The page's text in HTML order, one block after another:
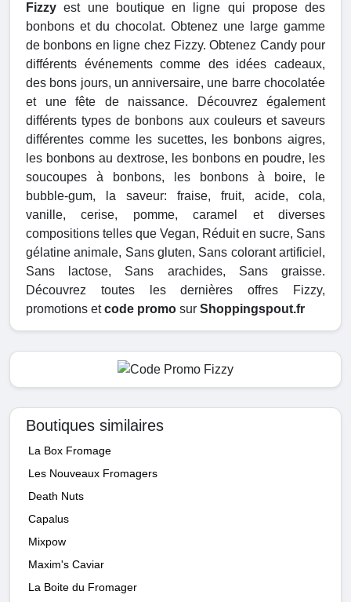
Fizzy est une boutique en ligne qui propose des
bonbons et du chocolat. Obtenez une large gamme
de bonbons en ligne chez Fizzy. Obtenez Candy pour
différents événements comme des idées cadeaux,
des bons jours, un anniversaire, une barre chocolatée
et une fête de naissance. Découvrez également
différents types de bonbons aux couleurs et saveurs
différentes comme les sucettes, les bonbons aigres,
les bonbons au dextrose, les bonbons en poudre, les
soucoupes à bonbons, les bonbons à boire, le
bubble-gum, la saveur: fraise, fruit, acide, cola,
vanille, cerise, pomme, caramel et diverses
compositions telles que Vegan, Réduit en sucre, Sans
gélatine animale, Sans gluten, Sans colorant artificiel,
Sans lactose, Sans arachides, Sans graisse.
Découvrez toutes les dernières offres Fizzy,
promotions etcode promo sur Shoppingspout.fr
Boutiques similaires
La Box Fromage
Les Nouveaux Fromagers
Death Nuts
Capalus
Mixpow
Maxim's Caviar
La Boite du Fromager